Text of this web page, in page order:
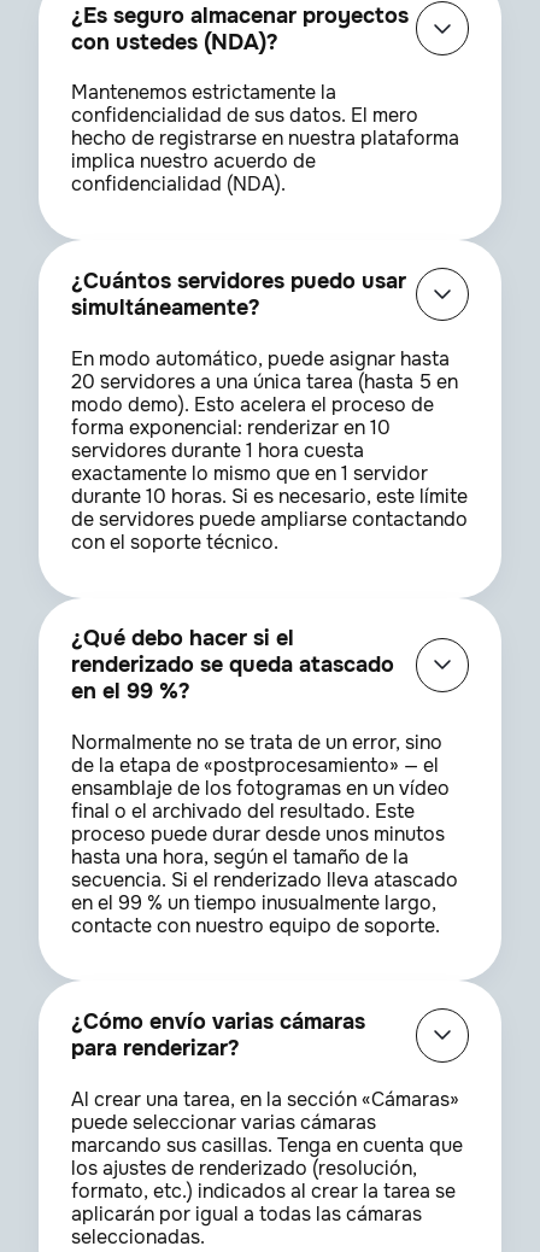
¿Es seguro almacenar proyectos
con ustedes (NDA)?
Mantenemos estrictamente la
confidencialidad de sus datos. El mero
hecho de registrarse en nuestra plataforma
implica nuestro acuerdo de
confidencialidad (NDA).
¿Cuántos servidores puedo usar
simultáneamente?
En modo automático, puede asignar hasta
20 servidores a una única tarea (hasta 5 en
modo demo). Esto acelera el proceso de
forma exponencial: renderizar en 10
servidores durante 1 hora cuesta
exactamente lo mismo que en 1 servidor
durante 10 horas. Si es necesario, este límite
de servidores puede ampliarse contactando
con el soporte técnico.
¿Qué debo hacer si el
renderizado se queda atascado
en el 99 %?
Normalmente no se trata de un error, sino
de la etapa de «postprocesamiento» — el
ensamblaje de los fotogramas en un vídeo
final o el archivado del resultado. Este
proceso puede durar desde unos minutos
hasta una hora, según el tamaño de la
secuencia. Si el renderizado lleva atascado
en el 99 % un tiempo inusualmente largo,
contacte con nuestro equipo de soporte.
¿Cómo envío varias cámaras
para renderizar?
Al crear una tarea, en la sección «Cámaras»
puede seleccionar varias cámaras
marcando sus casillas. Tenga en cuenta que
los ajustes de renderizado (resolución,
formato, etc.) indicados al crear la tarea se
aplicarán por igual a todas las cámaras
seleccionadas.